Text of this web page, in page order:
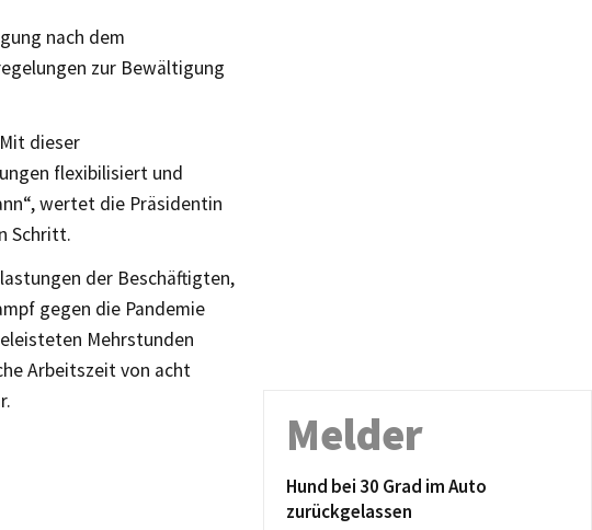
nach dem
zur Bewältigung
dieser
flexibilisiert und
wertet die Präsidentin
Schritt.
der Beschäftigten,
gegen die Pandemie
Mehrstunden
Arbeitszeit von acht
Melder
Hund bei 30 Grad im Auto
zurückgelassen